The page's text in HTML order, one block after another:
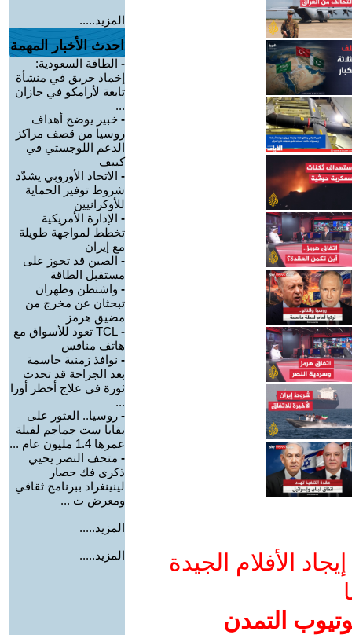
الأفلام الجيدة
التمدن
المزيد.....
احدث الأخبار المهمة
- الطاقة السعودية:
إخماد حريق في منشأة
تابعة لأرامكو في جازان
...
- خبير يوضح أهداف
روسيا من قصف مراكز
الدعم اللوجستي في
كييف
- الاتحاد الأوروبي يشدّد
شروط توفير الحماية
للأوكرانيين
- الإدارة الأمريكية
تخطط لمواجهة طويلة
مع إيران
- الصين قد تحوز على
مستقبل الطاقة
- واشنطن وطهران
تبحثان عن مخرج من
مضيق هرمز
-
TCL تعود للأسواق مع
هاتف منافس
- نوافذ زمنية حاسمة
بعد الجراحة قد تحدث
ثورة في علاج أخطر أورا
...
- روسيا.. العثور على
بقايا ست جماجم لفيلة
عمرها 1.4 مليون عام ...
- متحف النصر يحيي
ذكرى فك حصار
لينينغراد ببرنامج ثقافي
ومعرض ت ...
المزيد.....
المزيد.....